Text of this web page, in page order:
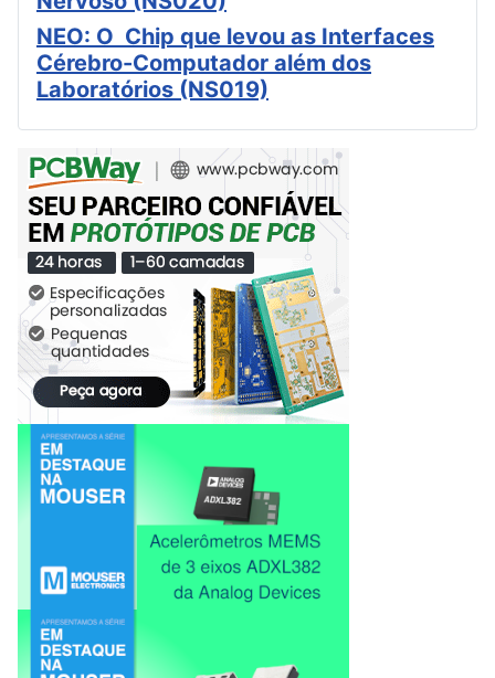
NEO: O Chip que levou as Interfaces
Cérebro-Computador além dos
Laboratórios (NS019)